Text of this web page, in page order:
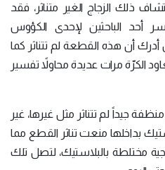
ذلك الزجاج الغير متناثر، فقد
أحد الباحثين لإحدى الكؤوس
أن هذه القطعة لم تتناثر كما
الكرّة مرات عديدة محاولاً تفسير
جيداً لم تتناثر مثل غيرها، غير
بداخلها منعت تناثر القطع مما
مختلطة بالبلاستيك، لتصل تلك